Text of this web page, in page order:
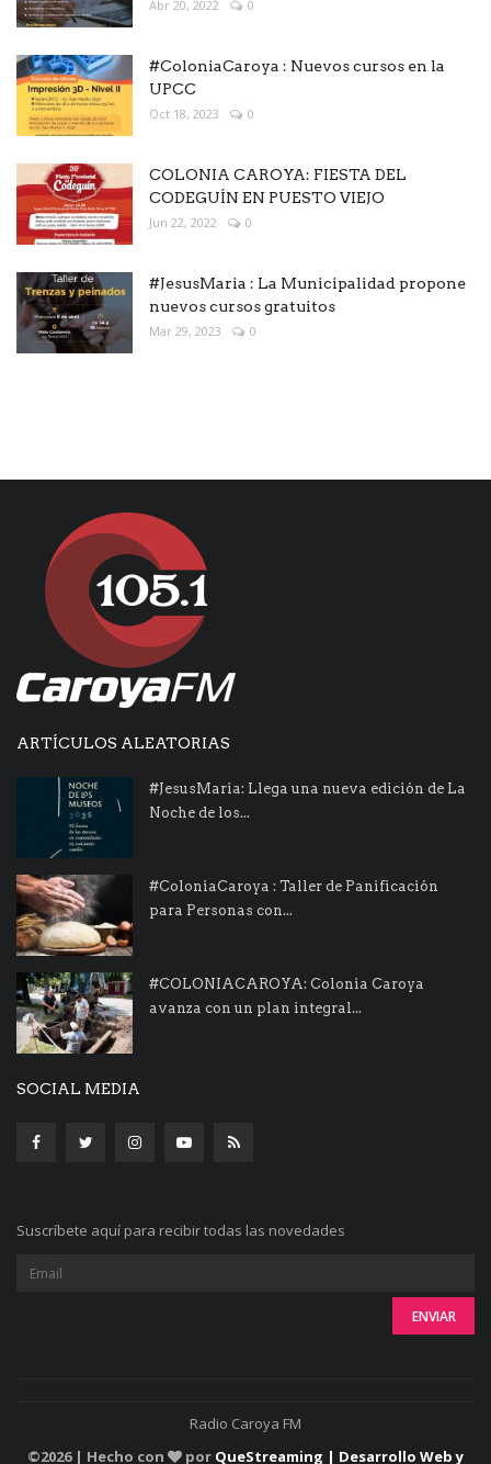
Abr 20, 2022 0
#ColoniaCaroya : Nuevos cursos en la
UPCC
Oct 18, 2023 0
COLONIA CAROYA: FIESTA DEL
CODEGUÍN EN PUESTO VIEJO
Jun 22, 2022 0
#JesusMaria : La Municipalidad propone
nuevos cursos gratuitos
Mar 29, 2023 0
ARTÍCULOS ALEATORIAS
#JesusMaria: Llega una nueva edición de La
Noche de los...
#ColoniaCaroya : Taller de Panificación
para Personas con...
#COLONIACAROYA: Colonia Caroya
avanza con un plan integral...
SOCIAL MEDIA
Suscríbete aquí para recibir todas las novedades
Radio Caroya FM
©2026 | Hecho con por QueStreaming | Desarrollo Web y